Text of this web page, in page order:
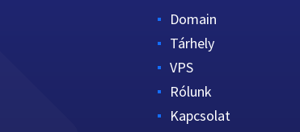
Domain
Tárhely
VPS
Rólunk
Kapcsolat